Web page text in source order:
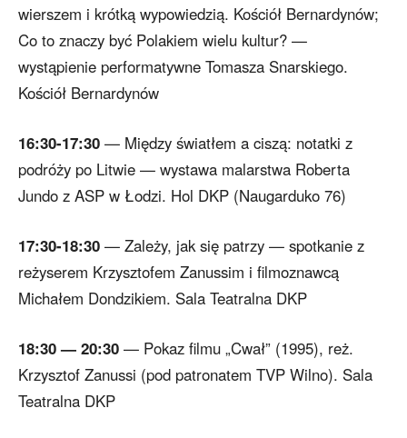
wierszem i krótką wypowiedzią. Kościół Bernardynów;
Co to znaczy być Polakiem wielu kultur? —
wystąpienie performatywne Tomasza Snarskiego.
Kościół Bernardynów
16:30-17:30 — Między światłem a ciszą: notatki z
podróży po Litwie — wystawa malarstwa Roberta
Jundo z ASP w Łodzi. Hol DKP (Naugarduko 76)
17:30-18:30 — Zależy, jak się patrzy — spotkanie z
reżyserem Krzysztofem Zanussim i filmoznawcą
Michałem Dondzikiem. Sala Teatralna DKP
18:30 — 20:30 — Pokaz filmu „Cwał” (1995), reż.
Krzysztof Zanussi (pod patronatem TVP Wilno). Sala
Teatralna DKP